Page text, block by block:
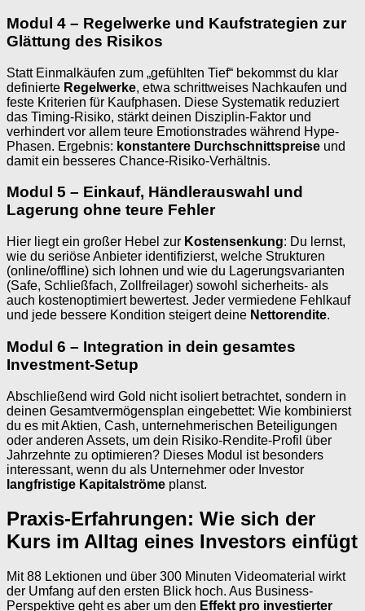
Modul 4 – Regelwerke und Kaufstrategien zur
Glättung des Risikos
Statt Einmalkäufen zum „gefühlten Tief“ bekommst du klar
definierte Regelwerke, etwa schrittweises Nachkaufen und
feste Kriterien für Kaufphasen. Diese Systematik reduziert
das Timing-Risiko, stärkt deinen Disziplin-Faktor und
verhindert vor allem teure Emotionstrades während Hype-
Phasen. Ergebnis: konstantere Durchschnittspreise und
damit ein besseres Chance-Risiko-Verhältnis.
Modul 5 – Einkauf, Händlerauswahl und
Lagerung ohne teure Fehler
Hier liegt ein großer Hebel zur Kostensenkung: Du lernst,
wie du seriöse Anbieter identifizierst, welche Strukturen
(online/offline) sich lohnen und wie du Lagerungsvarianten
(Safe, Schließfach, Zollfreilager) sowohl sicherheits- als
auch kostenoptimiert bewertest. Jeder vermiedene Fehlkauf
und jede bessere Kondition steigert deine Nettorendite.
Modul 6 – Integration in dein gesamtes
Investment-Setup
Abschließend wird Gold nicht isoliert betrachtet, sondern in
deinen Gesamtvermögensplan eingebettet: Wie kombinierst
du es mit Aktien, Cash, unternehmerischen Beteiligungen
oder anderen Assets, um dein Risiko-Rendite-Profil über
Jahrzehnte zu optimieren? Dieses Modul ist besonders
interessant, wenn du als Unternehmer oder Investor
langfristige Kapitalströme planst.
Praxis-Erfahrungen: Wie sich der
Kurs im Alltag eines Investors einfügt
Mit 88 Lektionen und über 300 Minuten Videomaterial wirkt
der Umfang auf den ersten Blick hoch. Aus Business-
Perspektive geht es aber um den Effekt pro investierter